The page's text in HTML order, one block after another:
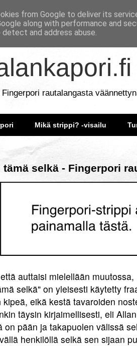
rautalangasta
Mikä strippi? -visailu
selkä - Fingerpori
auttaisi mielellään
selkä" on yleisesti käytetty
kipeä, eikä kestä tavaroiden
täysin kirjaimellisesti, eli
on pään ja takapuolen välissä
henkilöllä selkä sen sijaan
from Google to deliver its
along with performance and
and address abuse.